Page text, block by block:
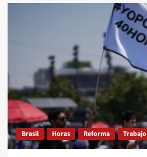
Brasil Horas Reforma Trabajo